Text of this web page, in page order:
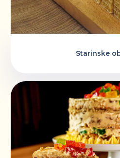
Starinske